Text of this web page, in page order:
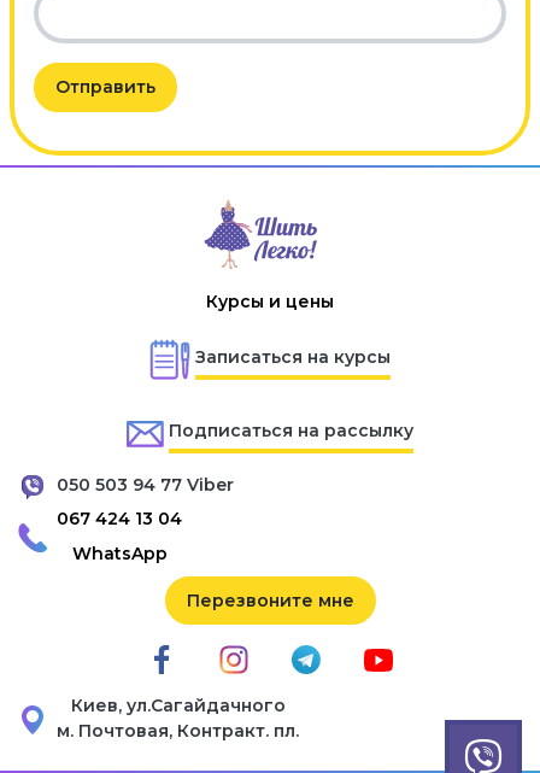
Отправить
Курсы и цены
Записаться на курсы
Подписаться на рассылку
050 503 94 77 Viber
067 424 13 04
WhatsApp
Перезвоните мне
Киев, ул.Сагайдачного
м. Почтовая, Контракт. пл.